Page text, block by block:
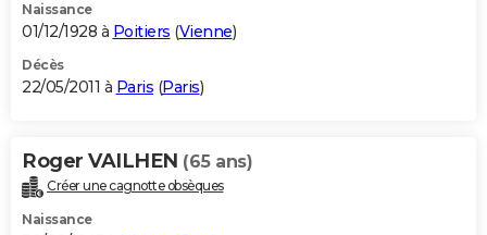
Naissance
01/12/1928 à Poitiers (Vienne)
Décès
22/05/2011 à Paris (Paris)
Roger VAILHEN (65 ans)
Créer une cagnotte obsèques
Naissance